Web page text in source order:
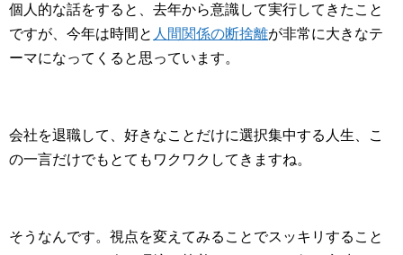
個人的な話をすると、去年から意識して実行してきたこと
ですが、今年は時間と 人間関係の断捨離が非常に大きなテ
ーマになってくると思っています。
会社を退職して、好きなことだけに選択集中する人生、こ
の一言だけでもとてもワクワクしてきますね。
そうなんです。視点を変えてみることでスッキリすること